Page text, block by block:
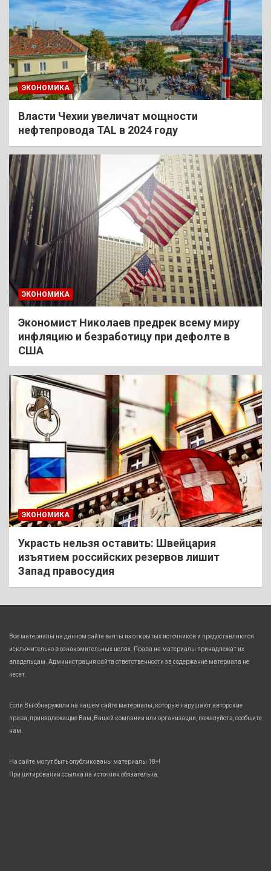
ЭКОНОМИКА
Власти Чехии увеличат мощности
нефтепровода TAL в 2024 году
ЭКОНОМИКА
Экономист Николаев предрек всему миру
инфляцию и безработицу при дефолте в
США
ЭКОНОМИКА
Украсть нельзя оставить: Швейцария
изъятием российских резервов лишит
Запад правосудия
Все материалы на данном сайте взяты из открытых источников и предоставляются
исключительно в ознакомительных целях. Права на материалы принадлежат их
владельцам. Администрация сайта ответственности за содержание материала не
несет.
Если Вы обнаружили на нашем сайте материалы, которые нарушают авторские
права, принадлежащие Вам, Вашей компании или организации, пожалуйста, сообщите
нам.
На сайте могут быть опубликованы материалы 18+!
При цитировании ссылка на источник обязательна.